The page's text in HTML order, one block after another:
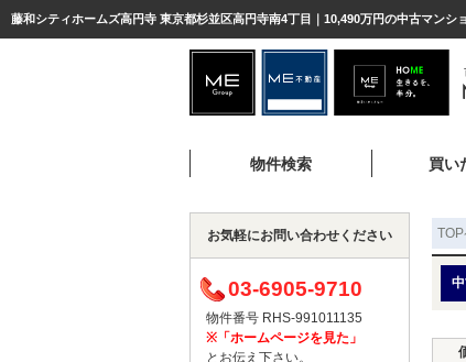
藤和シティホームズ高円寺 東京都杉並区高円寺南4丁目｜10,490万円の中古マンシ
物件検索 買い
お気軽にお問い合わせください
03-6905-9710
物件番号 RHS-991011135
※「ホームページを見た」
とお伝え下さい。